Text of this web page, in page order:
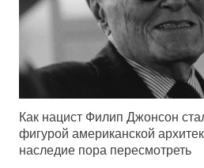
Как нацист Филип Джонсон
фигурой американской
наследие пора пересмотреть